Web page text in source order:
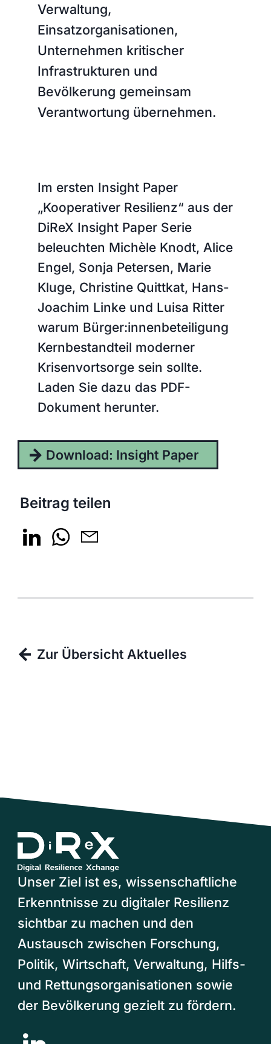
Verwaltung,
Einsatzorganisationen,
Unternehmen kritischer
Infrastrukturen und
Bevölkerung gemeinsam
Verantwortung übernehmen.
Im ersten Insight Paper
„Kooperativer Resilienz“ aus der
DiReX Insight Paper Serie
beleuchten Michèle Knodt, Alice
Engel, Sonja Petersen, Marie
Kluge, Christine Quittkat, Hans-
Joachim Linke und Luisa Ritter
warum Bürger:innenbeteiligung
Kernbestandteil moderner
Krisenvortsorge sein sollte.
Laden Sie dazu das PDF-
Dokument herunter.
Download: Insight Paper
Beitrag teilen
Zur Übersicht Aktuelles
Unser Ziel ist es, wissenschaftliche
Erkenntnisse zu digitaler Resilienz
sichtbar zu machen und den
Austausch zwischen Forschung,
Politik, Wirtschaft, Verwaltung, Hilfs-
und Rettungsorganisationen sowie
der Bevölkerung gezielt zu fördern.